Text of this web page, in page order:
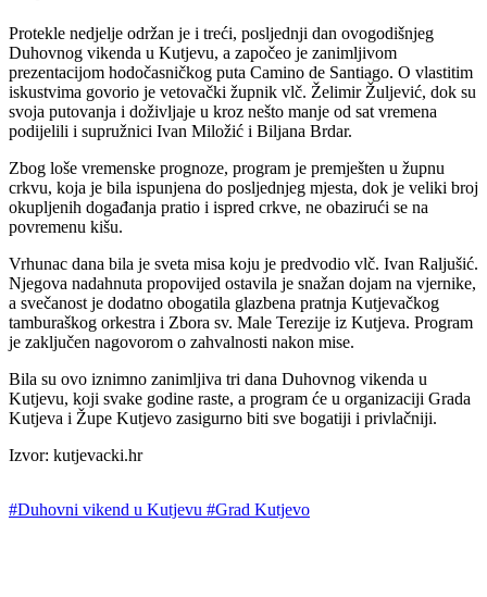
Protekle nedjelje održan je i treći, posljednji dan ovogodišnjeg
Duhovnog vikenda u Kutjevu, a započeo je zanimljivom
prezentacijom hodočasničkog puta Camino de Santiago. O vlastitim
iskustvima govorio je vetovački župnik vlč. Želimir Žuljević, dok su
svoja putovanja i doživljaje u kroz nešto manje od sat vremena
podijelili i supružnici Ivan Miložić i Biljana Brdar.
Zbog loše vremenske prognoze, program je premješten u župnu
crkvu, koja je bila ispunjena do posljednjeg mjesta, dok je veliki broj
okupljenih događanja pratio i ispred crkve, ne obazirući se na
povremenu kišu.
Vrhunac dana bila je sveta misa koju je predvodio vlč. Ivan Raljušić.
Njegova nadahnuta propovijed ostavila je snažan dojam na vjernike,
a svečanost je dodatno obogatila glazbena pratnja Kutjevačkog
tamburaškog orkestra i Zbora sv. Male Terezije iz Kutjeva. Program
je zaključen nagovorom o zahvalnosti nakon mise.
Bila su ovo iznimno zanimljiva tri dana Duhovnog vikenda u
Kutjevu, koji svake godine raste, a program će u organizaciji Grada
Kutjeva i Župe Kutjevo zasigurno biti sve bogatiji i privlačniji.
Izvor: kutjevacki.hr
#Duhovni vikend u Kutjevu #Grad Kutjevo